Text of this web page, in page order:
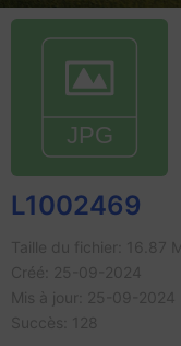
L1002469